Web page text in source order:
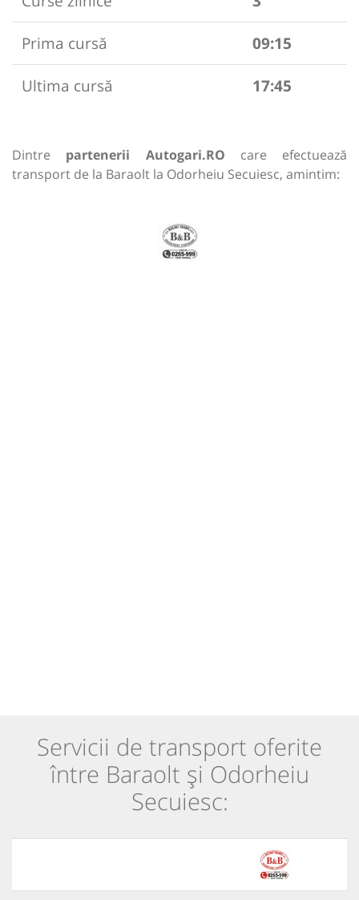
Prima cursă
09:15
Ultima cursă
17:45
Dintre partenerii Autogari.RO care efectuează
transport de la Baraolt la Odorheiu Secuiesc, amintim:
Servicii de transport oferite
între Baraolt și Odorheiu
Secuiesc: